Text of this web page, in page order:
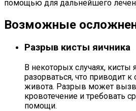
помощью для дальнейшего
Возможные
Разрыв кисты яичника
В некоторых случаях, кисты
разорваться, что приводит
живота. Разрыв может
кровотечение и требовать
помощи.